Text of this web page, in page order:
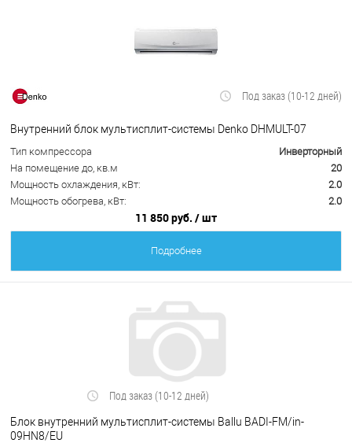
Под заказ (10-12 дней)
Внутренний блок мультисплит-системы Denko DHMULT-07
Тип компрессора
Инверторный
На помещение до, кв.м
20
Мощность охлаждения, кВт:
2.0
Мощность обогрева, кВт:
2.0
11 850 руб. / шт
Подробнее
Под заказ (10-12 дней)
Блок внутренний мультисплит-системы Ballu BADI-FM/in-
09HN8/EU